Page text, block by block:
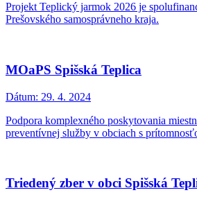
Projekt Teplický jarmok 2026 je
Prešovského samosprávneho kraja.
MOaPS Spišská Teplica
Dátum: 29. 4. 2024
Podpora komplexného poskytovania
preventívnej služby v obciach s
Triedený zber v obci Spišská